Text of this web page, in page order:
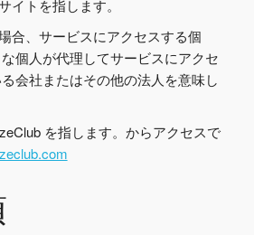
イトを指します。
合、サービスにアクセスする個
個人が代理してサービスにアクセ
会社またはその他の法人を意味し
を指します。からアクセスで